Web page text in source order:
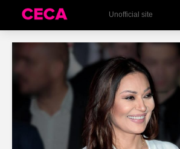
Unofficial site